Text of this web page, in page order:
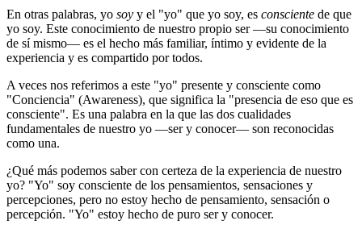
En otras palabras, yo soy y el "yo" que yo soy, es consciente de que
yo soy. Este conocimiento de nuestro propio ser ―su conocimiento
de sí mismo― es el hecho más familiar, íntimo y evidente de la
experiencia y es compartido por todos.
A veces nos referimos a este "yo" presente y consciente como
"Conciencia" (Awareness), que significa la "presencia de eso que es
consciente". Es una palabra en la que las dos cualidades
fundamentales de nuestro yo ―ser y conocer― son reconocidas
como una.
¿Qué más podemos saber con certeza de la experiencia de nuestro
yo? "Yo" soy consciente de los pensamientos, sensaciones y
percepciones, pero no estoy hecho de pensamiento, sensación o
percepción. "Yo" estoy hecho de puro ser y conocer.